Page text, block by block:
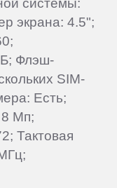
системы:
экрана: 4.5";
Флэш-
SIM-
Есть;
8 Мп;
Тактовая